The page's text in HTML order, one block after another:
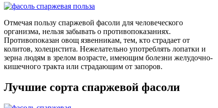
Отмечая пользу спаржевой фасоли для человеческого
организма, нельзя забывать о противопоказаниях.
Противопоказан овощ язвенникам, тем, кто страдает от
колитов, холецистита. Нежелательно употреблять лопатки и
зерна людям в зрелом возрасте, имеющим болезни желудочно-
кишечного тракта или страдающим от запоров.
Лучшие сорта спаржевой фасоли